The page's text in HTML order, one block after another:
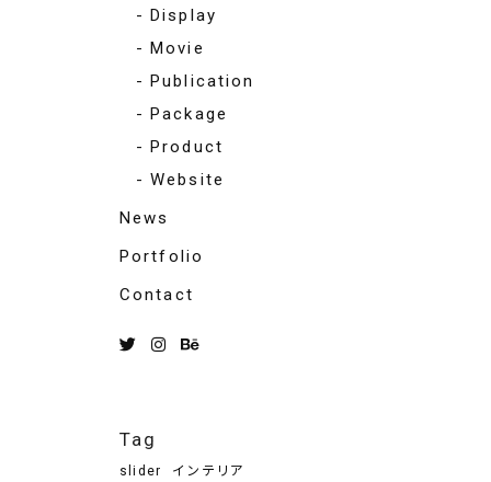
Display
Movie
Publication
Package
Product
Website
News
Portfolio
Contact
Tag
slider インテリア